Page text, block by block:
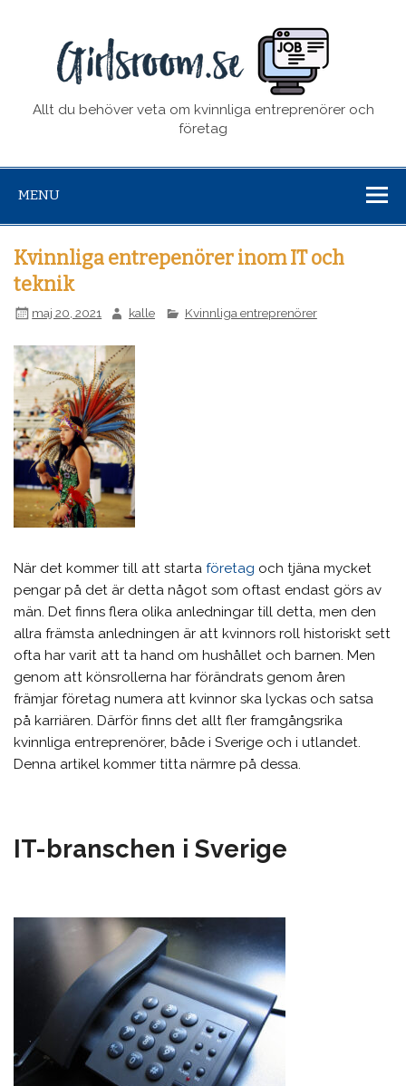
Allt du behöver veta om kvinnliga entreprenörer och
företag
MENU
Kvinnliga entrepenörer inom IT och
teknik
maj 20, 2021 kalle Kvinnliga entreprenörer
När det kommer till att startaföretag och tjäna mycket
pengar på det är detta något som oftast endast görs av
män. Det finns flera olika anledningar till detta, men den
allra främsta anledningen är att kvinnors roll historiskt sett
ofta har varit att ta hand om hushållet och barnen. Men
genom att könsrollerna har förändrats genom åren
främjar företag numera att kvinnor ska lyckas och satsa
på karriären. Därför finns det allt fler framgångsrika
kvinnliga entreprenörer, både i Sverige och i utlandet.
Denna artikel kommer titta närmre på dessa.
IT-branschen i Sverige